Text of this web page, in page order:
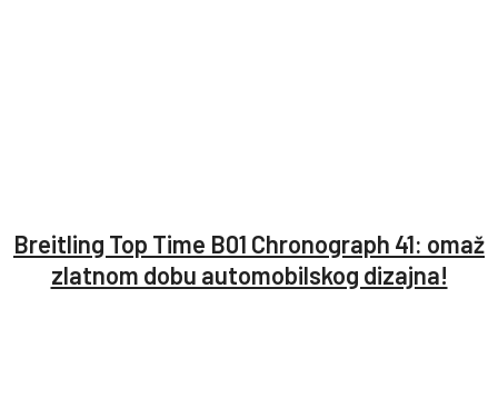
Breitling Top Time B01 Chronograph 41: omaž
zlatnom dobu automobilskog dizajna!